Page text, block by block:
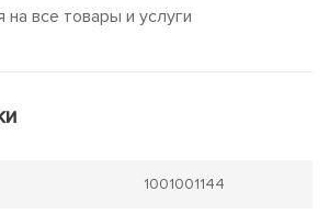
на все товары и услуги
1001001144